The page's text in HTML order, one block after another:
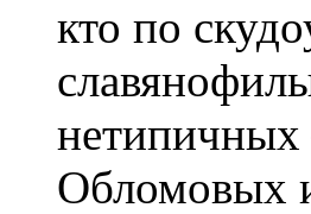
кто по
Обломовых